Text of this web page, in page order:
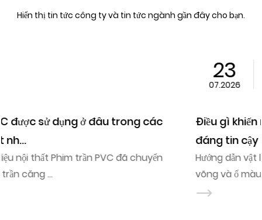
Hiển thị tin tức công ty và tin tức ngành gần đây cho bạn.
Điều gì khiến màng trần PVC trở thành vật liệu
đáng tin cậy ...
Hướng dẫn vật liệu trần nội thất Trần thạch cao bị nứt,
võng và ố màu khi đường ống bị rò rỉ lần đầ...